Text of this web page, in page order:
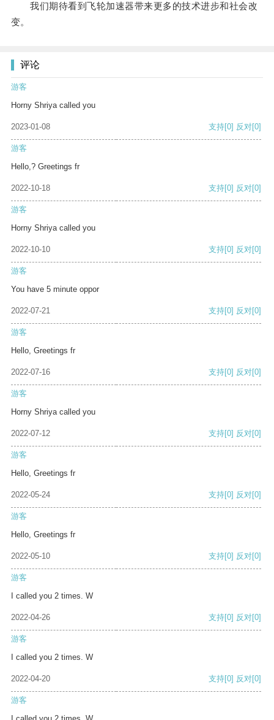
我们期待看到飞轮加速器带来更多的技术进步和社会改
变。
评论
游客
Horny Shriya called you
2023-01-08 支持[0] 反对[0]
游客
Hello,? Greetings fr
2022-10-18 支持[0] 反对[0]
游客
Horny Shriya called you
2022-10-10 支持[0] 反对[0]
游客
You have 5 minute oppor
2022-07-21 支持[0] 反对[0]
游客
Hello, Greetings fr
2022-07-16 支持[0] 反对[0]
游客
Horny Shriya called you
2022-07-12 支持[0] 反对[0]
游客
Hello, Greetings fr
2022-05-24 支持[0] 反对[0]
游客
Hello, Greetings fr
2022-05-10 支持[0] 反对[0]
游客
I called you 2 times. W
2022-04-26 支持[0] 反对[0]
游客
I called you 2 times. W
2022-04-20 支持[0] 反对[0]
游客